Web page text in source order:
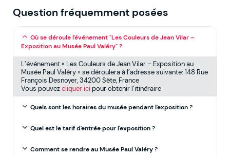
Question fréquemment posées
Où se déroule l'événement "Les Couleurs de Jean Vilar –
Exposition au Musée Paul Valéry" ?
L’événement « Les Couleurs de Jean Vilar – Exposition au
Musée Paul Valéry » se déroulera à l’adresse suivante: 148 Rue
François Desnoyer, 34200 Sète, France
Vous pouvezcliquer icipour obtenir l’itinéraire
Quels sont les horaires du musée pendant l'exposition ?
Quel est le tarif d'entrée pour l'exposition ?
Comment se rendre au Musée Paul Valéry ?